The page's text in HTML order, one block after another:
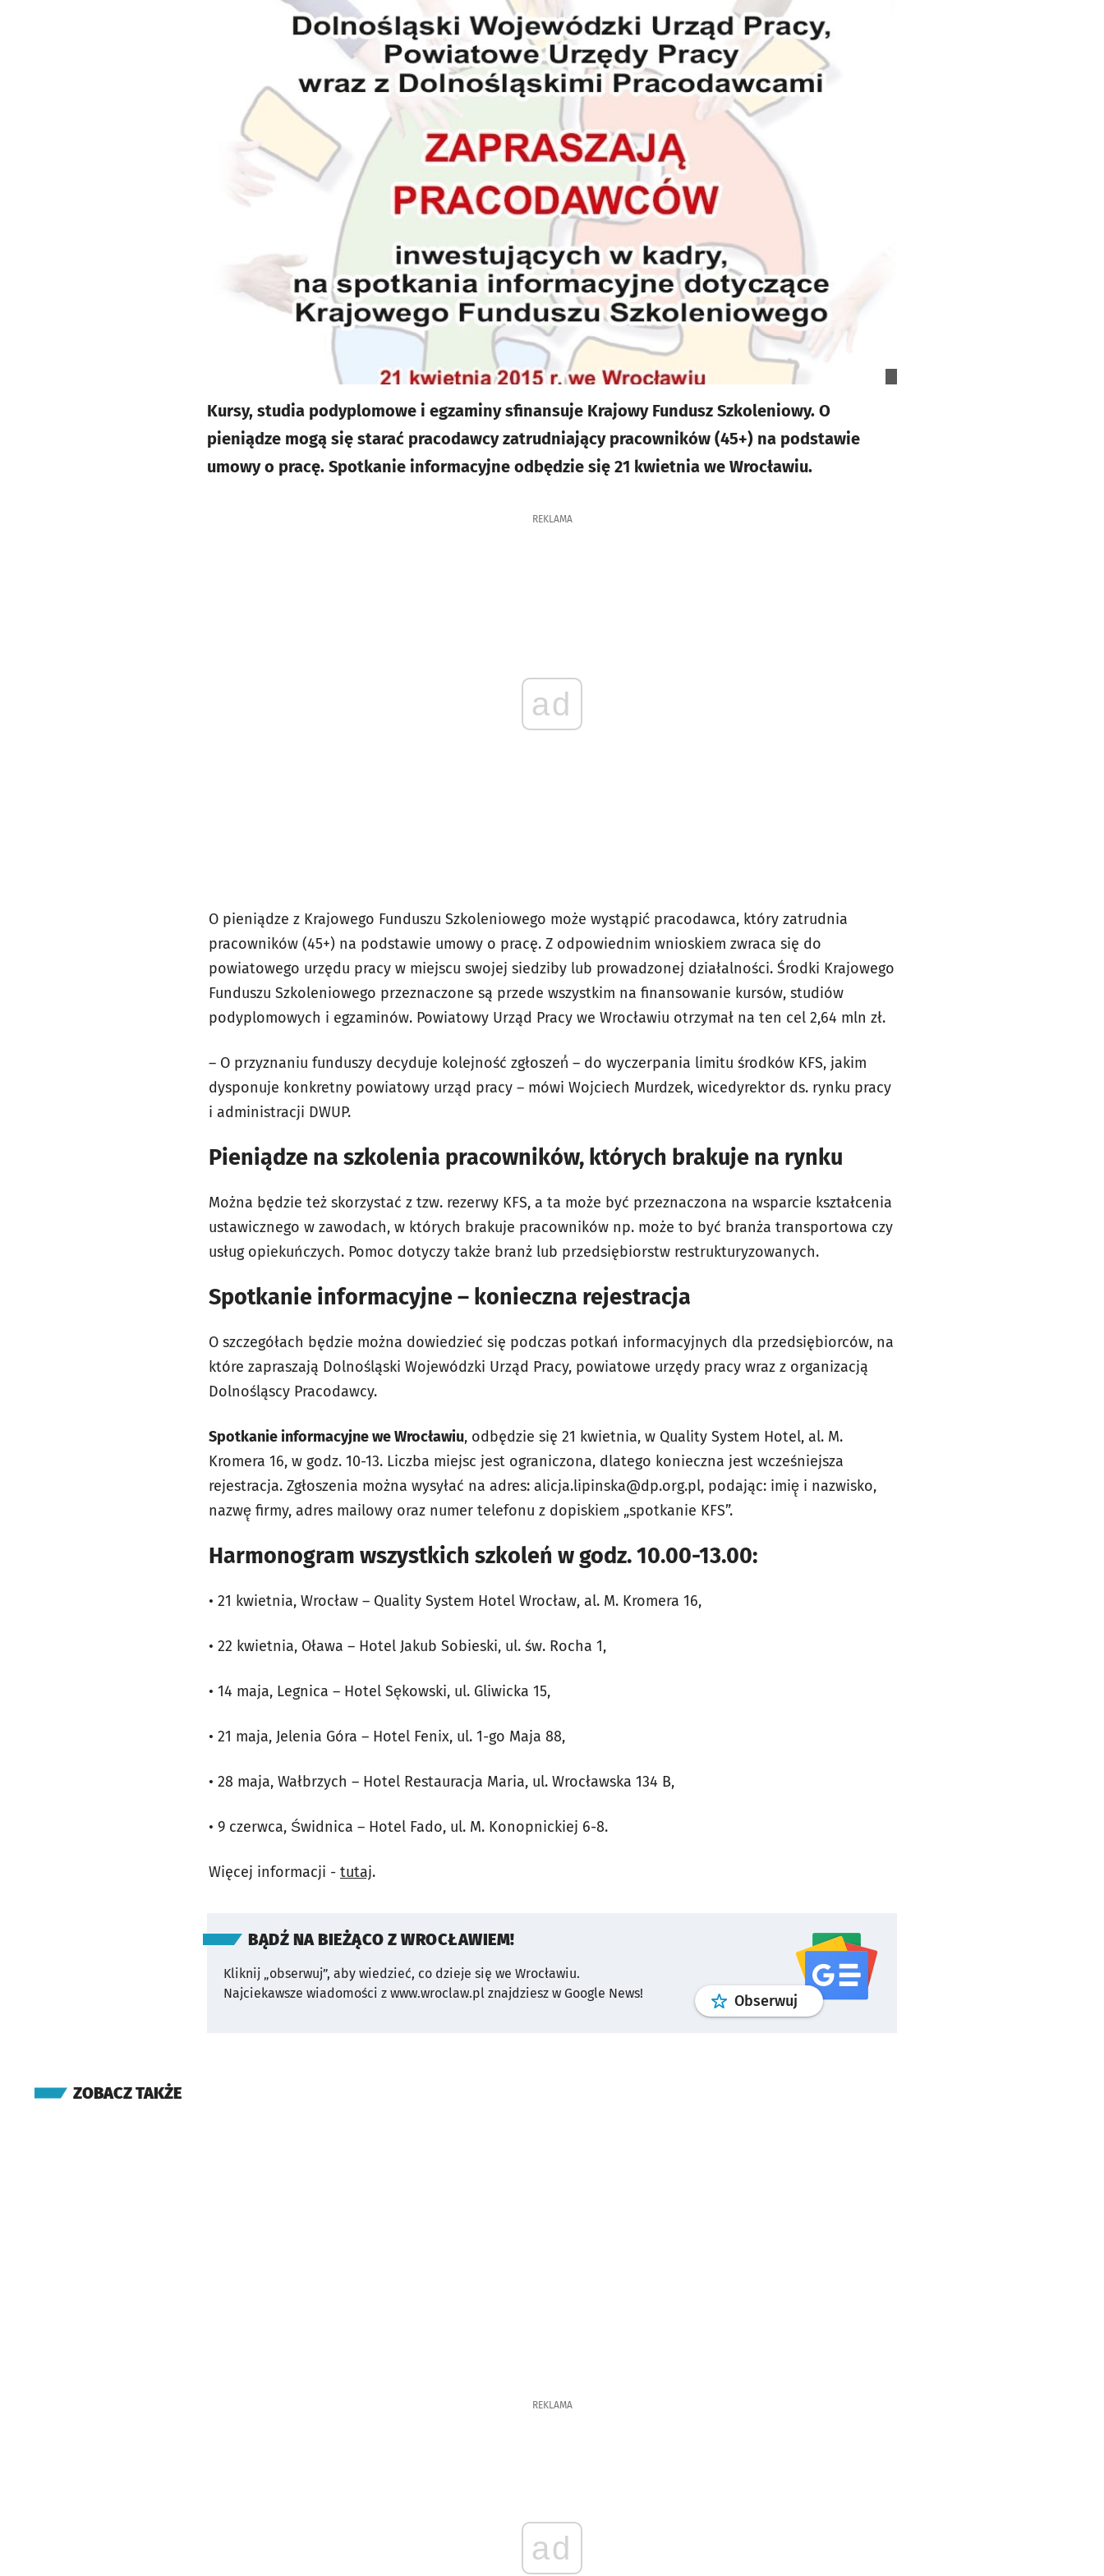
Kursy, studia podyplomowe i egzaminy sfinansuje Krajowy Fundusz Szkoleniowy. O
pieniądze mogą się starać pracodawcy zatrudniający pracowników (45+) na podstawie
umowy o pracę. Spotkanie informacyjne odbędzie się 21 kwietnia we Wrocławiu.
REKLAMA
ad
O pieniądze z Krajowego Funduszu Szkoleniowego może wystąpić́ pracodawca, który zatrudnia
pracowników (45+) na podstawie umowy o pracę. Z odpowiednim wnioskiem zwraca się do
powiatowego urzędu pracy w miejscu swojej siedziby lub prowadzonej działalności. Środki Krajowego
Funduszu Szkoleniowego przeznaczone są przede wszystkim na finansowanie kursów, studiów
podyplomowych i egzaminów. Powiatowy Urząd Pracy we Wrocławiu otrzymał na ten cel 2,64 mln zł.
– O przyznaniu funduszy decyduje kolejność zgłoszeń́ – do wyczerpania limitu środków KFS, jakim
dysponuje konkretny powiatowy urząd pracy – mówi Wojciech Murdzek, wicedyrektor ds. rynku pracy
i administracji DWUP.
Pieniądze na szkolenia pracowników, których brakuje na rynku
Można będzie też skorzystać z tzw. rezerwy KFS, a ta może być przeznaczona na wsparcie kształcenia
ustawicznego w zawodach, w których brakuje pracowników np. może to być branża transportowa czy
usług opiekuńczych. Pomoc dotyczy także branż lub przedsiębiorstw restrukturyzowanych.
Spotkanie informacyjne – konieczna rejestracja
O szczegółach będzie można dowiedzieć się podczas potkań informacyjnych dla przedsiębiorców, na
które zapraszają Dolnośląski Wojewódzki Urząd Pracy, powiatowe urzędy pracy wraz z organizacją
Dolnośląscy Pracodawcy.
Spotkanie informacyjne we Wrocławiu, odbędzie się 21 kwietnia, w Quality System Hotel, al. M.
Kromera 16, w godz. 10-13. Liczba miejsc jest ograniczona, dlatego konieczna jest wcześniejsza
rejestracja. Zgłoszenia można wysyłać na adres: alicja.lipinska@dp.org.pl, podając: imię̨ i nazwisko,
nazwę̨ firmy, adres mailowy oraz numer telefonu z dopiskiem „spotkanie KFS”.
Harmonogram wszystkich szkoleń w godz. 10.00-13.00:
• 21 kwietnia, Wrocław – Quality System Hotel Wrocław, al. M. Kromera 16,
• 22 kwietnia, Oława – Hotel Jakub Sobieski, ul. św. Rocha 1,
• 14 maja, Legnica – Hotel Sękowski, ul. Gliwicka 15,
• 21 maja, Jelenia Góra – Hotel Fenix, ul. 1-go Maja 88,
• 28 maja, Wałbrzych – Hotel Restauracja Maria, ul. Wrocławska 134 B,
• 9 czerwca, Świdnica – Hotel Fado, ul. M. Konopnickiej 6-8.
Więcej informacji - tutaj.
BĄDŹ NA BIEŻĄCO Z WROCŁAWIEM!
Kliknij „obserwuj”, aby wiedzieć, co dzieje się we Wrocławiu.
Najciekawsze wiadomości z www.wroclaw.pl znajdziesz w Google News!
Obserwuj profilgoogle news
ZOBACZ TAKŻE
REKLAMA
ad